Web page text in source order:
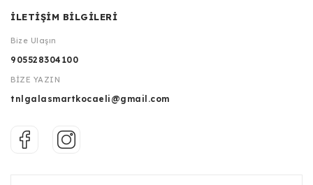
İLETİŞİM BİLGİLERİ
Bize Ulaşın
905528304100
BİZE YAZIN
tnlgalasmartkocaeli@gmail.com